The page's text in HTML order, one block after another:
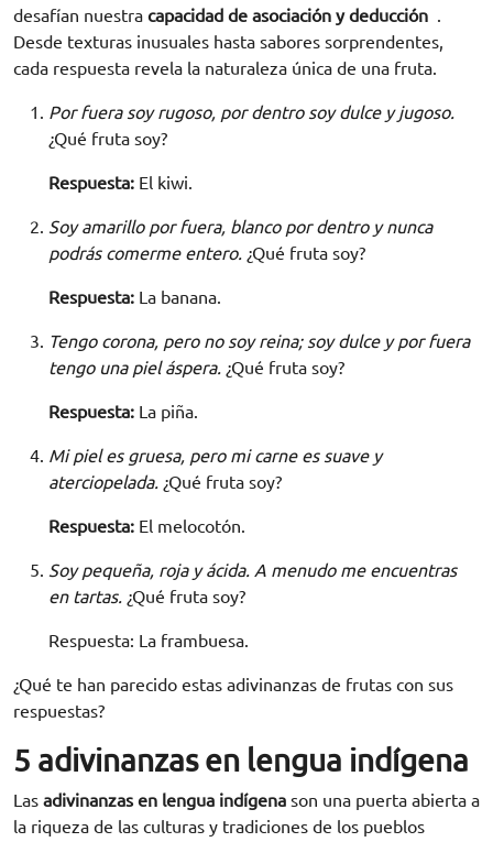
desafían nuestra capacidad de asociación y deducción .
Desde texturas inusuales hasta sabores sorprendentes,
cada respuesta revela la naturaleza única de una fruta.
Por fuera soy rugoso, por dentro soy dulce y jugoso.
¿Qué fruta soy?
Respuesta: El kiwi.
Soy amarillo por fuera, blanco por dentro y nunca
podrás comerme entero. ¿Qué fruta soy?
Respuesta: La banana.
Tengo corona, pero no soy reina; soy dulce y por fuera
tengo una piel áspera. ¿Qué fruta soy?
Respuesta: La piña.
Mi piel es gruesa, pero mi carne es suave y
aterciopelada. ¿Qué fruta soy?
Respuesta: El melocotón.
Soy pequeña, roja y ácida. A menudo me encuentras
en tartas. ¿Qué fruta soy?
Respuesta: La frambuesa.
¿Qué te han parecido estas adivinanzas de frutas con sus
respuestas?
5 adivinanzas en lengua indígena
Las adivinanzas en lengua indígena son una puerta abierta a
la riqueza de las culturas y tradiciones de los pueblos
Solicita información